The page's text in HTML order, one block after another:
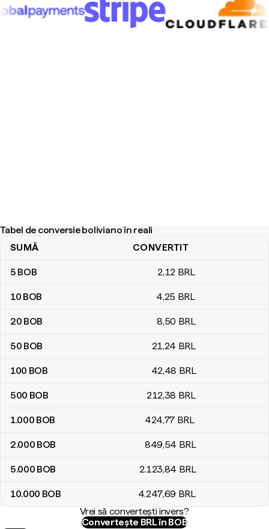
Tabel de conversie boliviano în reali
Tabel de conversie boliviano în reali
SUMĂ CONVERTIT
5 BOB 2,12 BRL
10 BOB 4,25 BRL
20 BOB 8,50 BRL
50 BOB 21,24 BRL
100 BOB 42,48 BRL
500 BOB 212,38 BRL
1.000 BOB 424,77 BRL
2.000 BOB 849,54 BRL
5.000 BOB 2.123,84 BRL
10.000 BOB 4.247,69 BRL
Vrei să convertești invers?
Convertește BRL în BOB